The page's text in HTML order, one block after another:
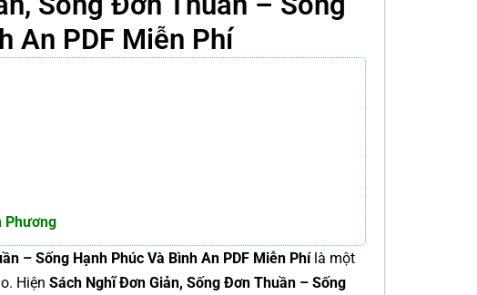
An PDF Miễn Phí
Phương
– Sống Hạnh Phúc Và Bình An PDF Miễn Phílà một
Hiện Sách Nghĩ Đơn Giản, Sống Đơn Thuần – Sống